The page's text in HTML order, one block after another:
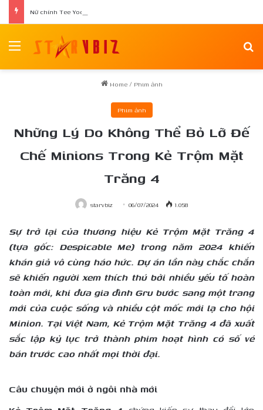
Menu
Home / Phim ảnh
Phim ảnh
Những Lý Do Không Thể Bỏ Lỡ Đế
Chế Minions Trong Kẻ Trộm Mặt
Trăng 4
starvbiz 06/07/2024 1.058
Sự trở lại của thương hiệu Kẻ Trộm Mặt Trăng 4
(tựa gốc: Despicable Me) trong năm 2024 khiến
khán giả vô cùng háo hức. Dự án lần này chắc chắn
sẽ khiến người xem thích thú bởi nhiều yếu tố hoàn
toàn mới, khi đưa gia đình Gru bước sang một trang
mới của cuộc sống và nhiều cột mốc mới lạ cho hội
Minion. Tại Việt Nam, Kẻ Trộm Mặt Trăng 4 đã xuất
sắc lập kỷ lục trở thành phim hoạt hình có số vé
bán trước cao nhất mọi thời đại.
Câu chuyện mới ở ngôi nhà mới